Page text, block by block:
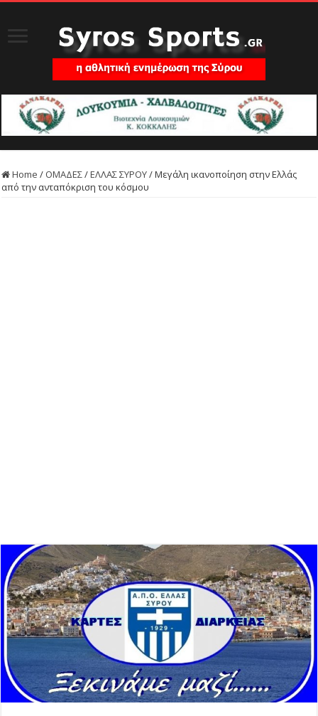
Home / ΟΜΑΔΕΣ/ΕΛΛΑΣ ΣΥΡΟΥ/Μεγάλη ικανοποίηση στην Ελλάς
από την ανταπόκριση του κόσμου